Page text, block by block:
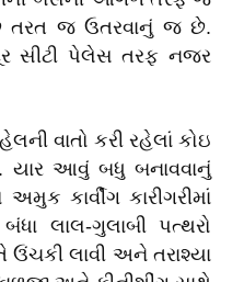
તરત જ ઉતરવાનું જ છે.
સીટી પેલેસ તરફ નજર
વાતો કરી રહેલાં કોઇ
યાર આવું બધુ બનાવવાનું
કાર્વીંગ કારીગરીમાં
લાલ-ગુલાબી પત્થરો
ઉંચકી લાવી અને તરાશ્યા